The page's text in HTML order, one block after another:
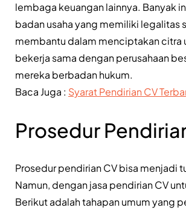
lembaga keuangan lainnya. Banyak
badan usaha yang memiliki legalitas
membantu dalam menciptakan citra
bekerja sama dengan perusahaan
mereka berbadan hukum.
Baca Juga : Syarat Pendirian CV
Prosedur
Prosedur pendirian CV bisa menjadi
Namun, dengan jasa pendirian CV
Berikut adalah tahapan umum yang